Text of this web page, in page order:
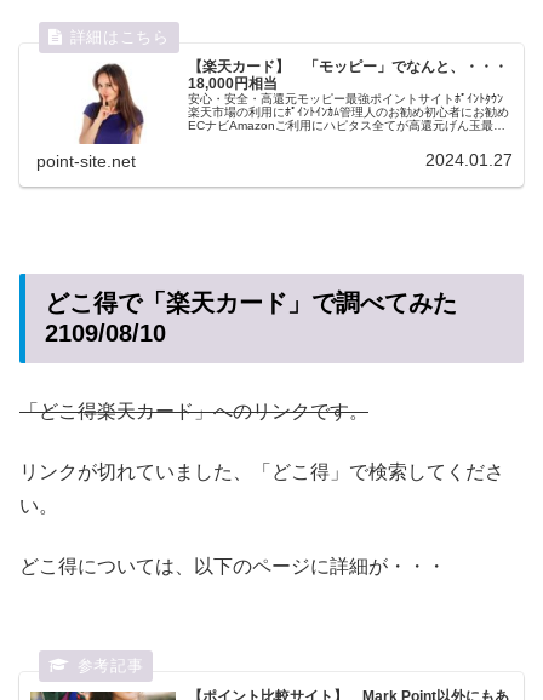
【楽天カード】 「モッピー」でなんと、・・・
18,000円相当
安心・安全・高還元モッピー最強ポイントサイトﾎﾟｲﾝﾄﾀｳﾝ
楽天市場の利用にﾎﾟｲﾝﾄｲﾝｶﾑ管理人のお勧め初心者にお勧め
ECナビAmazonご利用にハピタス全てが高還元げん玉最速
point-site.net 2024.01.27
どこ得で「楽天カード」で調べてみた
2109/08/10
「どこ得楽天カード」へのリンクです。
リンクが切れていました、「どこ得」で検索してくださ
い。
どこ得については、以下のページに詳細が・・・
【ポイント比較サイト】 Mark Point以外にもあ